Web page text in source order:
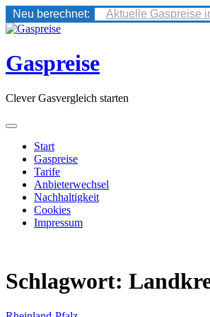
Neu berechnet: Aktuelle Gaspreise
Skip
content
Gaspreise
Clever Gasvergleich starten
Start
Gaspreise
Tarife
Anbieterwechsel
Nachhaltigkeit
Cookies
Impressum
Schlagwort: